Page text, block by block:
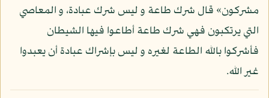
مشركون» قال شرك طاعة و ليس شرك عبادة، و المعاصي
التي يرتكبون فهي شرك طاعة أطاعوا فيها الشيطان
فأشركوا بالله الطاعة لغيره و ليس بإشراك عبادة أن يعبدوا
غير الله.